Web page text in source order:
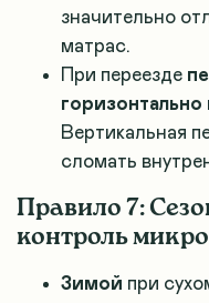
значительно
матрас.
При переезде
горизонтально
Вертикальная
сломать
Правило 7:
контроль
Зимой при